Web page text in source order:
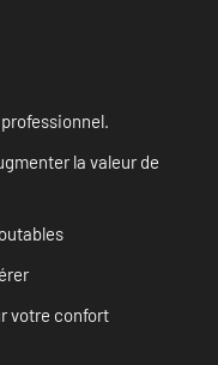
la valeur de
votre confort